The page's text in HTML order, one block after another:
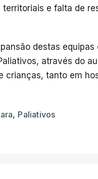
e falta de
destas
através do
crianças, tanto em
, Paliativos